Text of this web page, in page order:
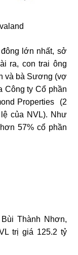
lớn nhất, sở
ra, con trai ông
và bà Sương (vợ
Công ty Cổ phần
Properties (2
của NVL). Như
57% cổ phần
Thành Nhơn,
trị giá 125.2 tỷ